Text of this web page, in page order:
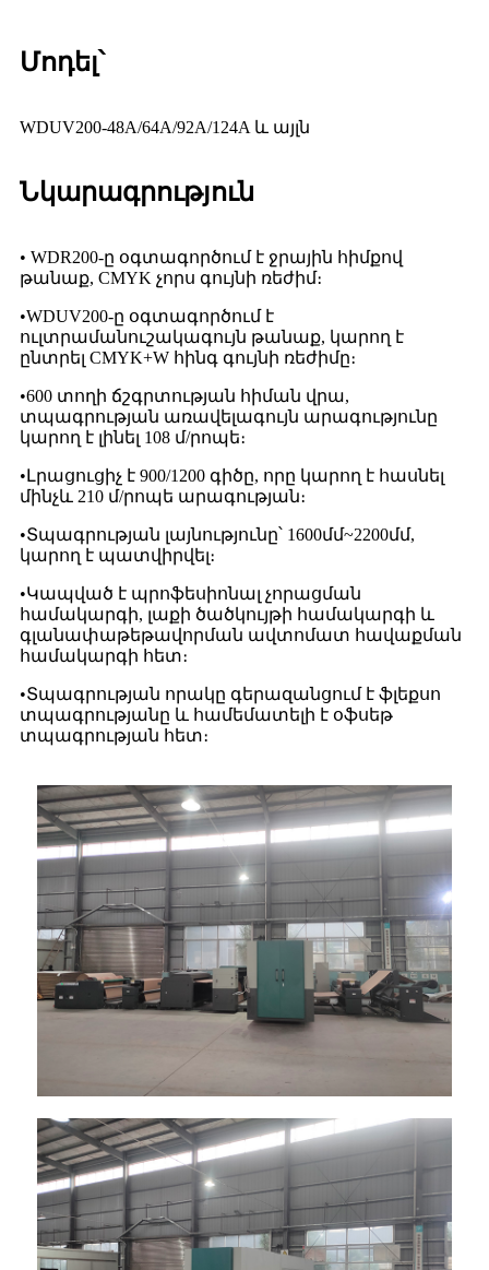
Մոդել՝
WDUV200-48A/64A/92A/124A և այլն
Նկարագրություն
• WDR200-ը օգտագործում է ջրային հիմքով
թանաք, CMYK չորս գույնի ռեժիմ։
•WDUV200-ը օգտագործում է
ուլտրամանուշակագույն թանաք, կարող է
ընտրել CMYK+W հինգ գույնի ռեժիմը։
•600 տողի ճշգրտության հիման վրա,
տպագրության առավելագույն արագությունը
կարող է լինել 108 մ/րոպե։
•Լրացուցիչ է 900/1200 գիծը, որը կարող է հասնել
մինչև 210 մ/րոպե արագության։
•Տպագրության լայնությունը՝ 1600մմ~2200մմ,
կարող է պատվիրվել։
•Կապված է պրոֆեսիոնալ չորացման
համակարգի, լաքի ծածկույթի համակարգի և
գլանափաթեթավորման ավտոմատ հավաքման
համակարգի հետ։
•Տպագրության որակը գերազանցում է ֆլեքսո
տպագրությանը և համեմատելի է օֆսեթ
տպագրության հետ։